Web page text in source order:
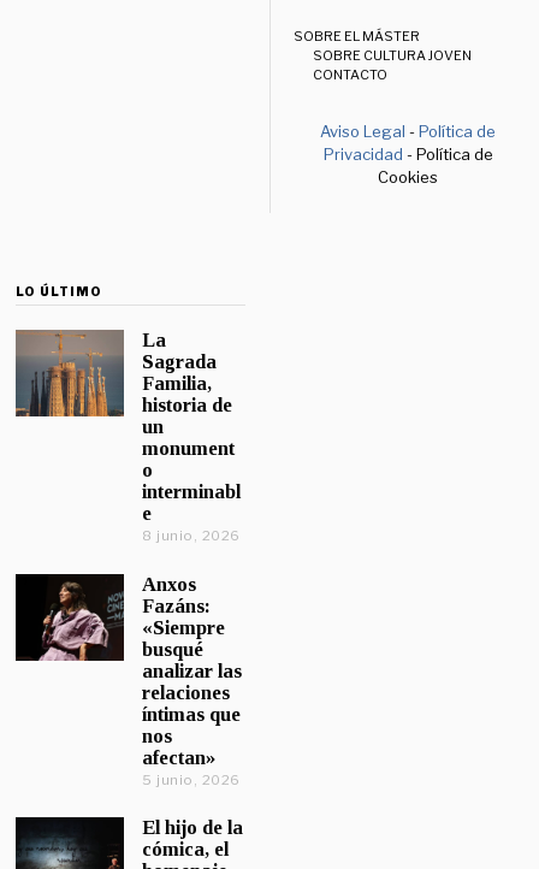
SOBRE EL MÁSTER
SOBRE CULTURA JOVEN
CONTACTO
Aviso Legal -Política de
Privacidad - Política de
Cookies
LO ÚLTIMO
La
Sagrada
Familia,
historia de
un
monument
o
interminabl
e
8 junio, 2026
Anxos
Fazáns:
«Siempre
busqué
analizar las
relaciones
íntimas que
nos
afectan»
5 junio, 2026
El hijo de la
cómica, el